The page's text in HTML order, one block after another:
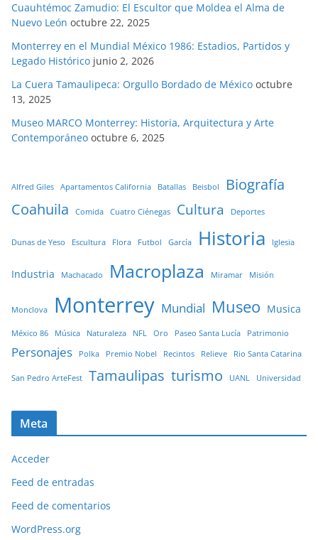
Cuauhtémoc Zamudio: El Escultor que Moldea el Alma de
Nuevo León octubre 22, 2025
Monterrey en el Mundial México 1986: Estadios, Partidos y
Legado Histórico junio 2, 2026
La Cuera Tamaulipeca: Orgullo Bordado de México octubre
13, 2025
Museo MARCO Monterrey: Historia, Arquitectura y Arte
Contemporáneo octubre 6, 2025
Alfred Giles Apartamentos California Batallas Beisbol
Biografía
Coahuila
Comida Cuatro Ciénegas Cultura Deportes
Dunas de Yeso Escultura Flora Futbol García Historia Iglesia
Industria Machacado Macroplaza Miramar Misión
Monclova Monterrey Mundial Museo Musica
México 86 Música Naturaleza NFL Oro Paseo Santa Lucía Patrimonio
Personajes Polka Premio Nobel Recintos Relieve Rio Santa Catarina
San Pedro ArteFest Tamaulipas turismo UANL Universidad
Meta
Acceder
Feed de entradas
Feed de comentarios
WordPress.org